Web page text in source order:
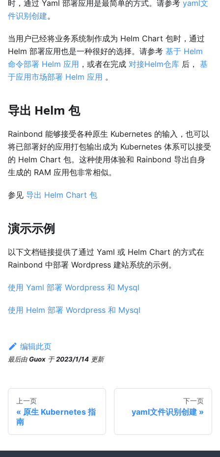
时，通过 Yaml 部署应用是最简单的方式。请参考 yaml文
件识别创建。
当用户已经将业务系统制作成为 Helm Chart 包时，通过
Helm 部署应用也是一种很好的选择。请参考 基于 Helm
命令部署 Helm 应用 ，或者在完成 对接Helm仓库 后， 基
于应用市场部署 Helm 应用 。
导出 Helm 包
Rainbond 能够接受各种原生 Kubernetes 的输入，也可以
将已部署好的应用打包输出成为 Kubernetes 体系可以接受
的 Helm Chart 包。这种使用体验和 Rainbond 导出自身
生成的 RAM 应用包非常相似。
参见 导出 Helm Chart 包
演示示例
以下文档链接提供了通过 Yaml 或 Helm Chart 的方式在
Rainbond 中部署 Wordpress 建站系统的示例。
使用 Yaml 部署 Wordpress 和 Mysql
使用 Helm 部署 Wordpress 和 Mysql
编辑此页
最后由Guox 于2023/1/14 更新
上一页
原生 Kubernetes 指
南
下一页
yaml文件识别创建